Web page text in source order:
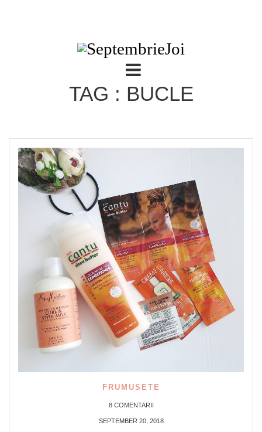
TAG : BUCLE
FRUMUSETE
8 COMENTARII
SEPTEMBER 20, 2018